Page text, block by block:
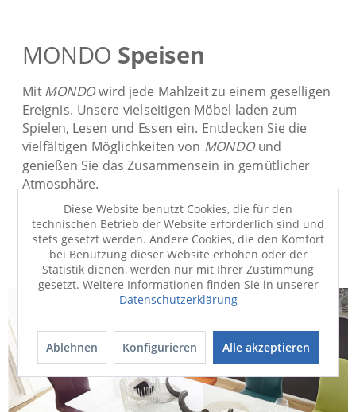
MONDO Speisen
Mit MONDOwird jede Mahlzeit zu einem geselligen
Ereignis. Unsere vielseitigen Möbel laden zum
Spielen, Lesen und Essen ein. Entdecken Sie die
vielfältigen Möglichkeiten von MONDOund
genießen Sie das Zusammensein in gemütlicher
Atmosphäre.
Diese Website benutzt Cookies, die für den
technischen Betrieb der Website erforderlich sind und
stets gesetzt werden. Andere Cookies, die den Komfort
bei Benutzung dieser Website erhöhen oder der
Statistik dienen, werden nur mit Ihrer Zustimmung
gesetzt. Weitere Informationen finden Sie in unserer
Datenschutzerklärung
Ablehnen Konfigurieren Alle akzeptieren